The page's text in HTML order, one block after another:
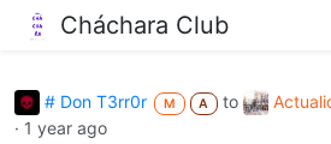
Cháchara Club
# Don T3rr0r M A to
· 1 year ago